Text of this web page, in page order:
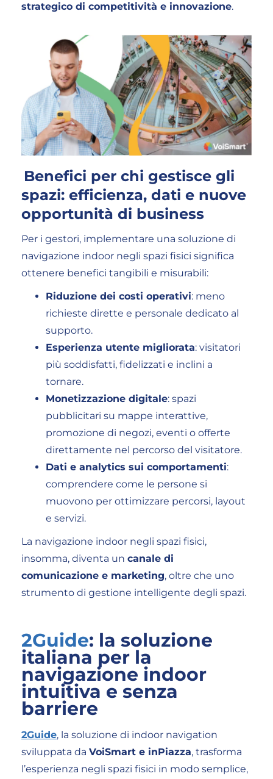
strategico di competitività e innovazione.
Benefici per chi gestisce gli
spazi: efficienza, dati e nuove
opportunità di business
Per i gestori, implementare una soluzione di
navigazione indoor negli spazi fisici significa
ottenere benefici tangibili e misurabili:
Riduzione dei costi operativi: meno
richieste dirette e personale dedicato al
supporto.
Esperienza utente migliorata: visitatori
più soddisfatti, fidelizzati e inclini a
tornare.
Monetizzazione digitale: spazi
pubblicitari su mappe interattive,
promozione di negozi, eventi o offerte
direttamente nel percorso del visitatore.
Dati e analytics sui comportamenti:
comprendere come le persone si
muovono per ottimizzare percorsi, layout
e servizi.
La navigazione indoor negli spazi fisici,
insomma, diventa un canale di
comunicazione e marketing, oltre che uno
strumento di gestione intelligente degli spazi.
2Guide: la soluzione
italiana per la
navigazione indoor
intuitiva e senza
barriere
2Guide, la soluzione di indoor navigation
sviluppata da VoiSmart e inPiazza, trasforma
l’esperienza negli spazi fisici in modo semplice,